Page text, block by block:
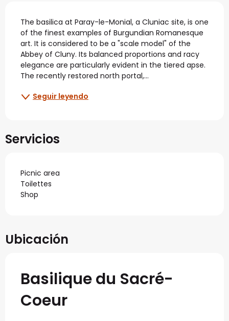
Descripción
The basilica at Paray-le-Monial, a Cluniac site, is one
of the finest examples of Burgundian Romanesque
art. It is considered to be a "scale model" of the
Abbey of Cluny. Its balanced proportions and racy
elegance are particularly evident in the tiered apse.
The recently restored north portal,...
Seguir leyendo
Servicios
Picnic area
Toilettes
Shop
Ubicación
Basilique du Sacré-
Coeur